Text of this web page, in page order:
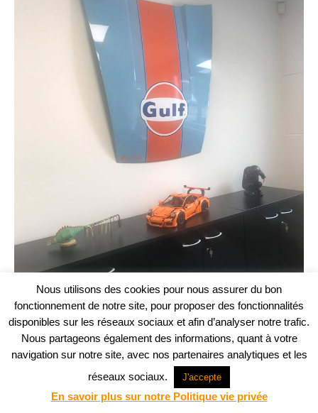
Projet web -Agence Communication Support
© ABM Architectes 2023
Nous utilisons des cookies pour nous assurer du bon
fonctionnement de notre site, pour proposer des fonctionnalités
disponibles sur les réseaux sociaux et afin d’analyser notre trafic.
Nous partageons également des informations, quant à votre
navigation sur notre site, avec nos partenaires analytiques et les
réseaux sociaux.
J'accepte
En savoir plus sur notre Politique vie privée